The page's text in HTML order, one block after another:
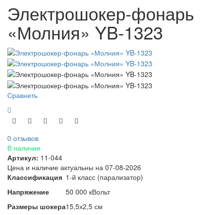
Электрошокер-фонарь
«Молния» YB-1323
Сравнить
0 отзывов
В наличии
Артикул: 11-044
Цена и наличие актуальны на 07-08-2026
Классификация 1-й класс (парализатор)
Напряжение
50 000 кВольт
Размеры шокера15,5х2,5 см